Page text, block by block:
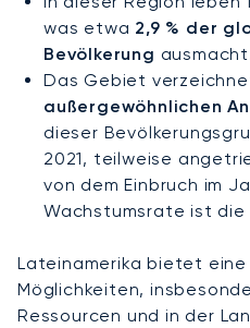
was etwa 2,9 % der
Bevölkerung
Das Gebiet
außergewöhnlichen
dieser
2021, teilweise
von dem Einbruch im
Wachstumsrate ist
Lateinamerika bietet eine
Möglichkeiten,
Ressourcen und in der